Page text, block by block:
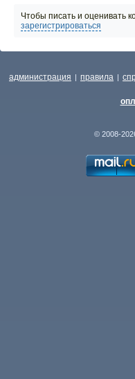
Чтобы писать и оценивать
зарегистрироваться
администрация | правила |
© 2008-